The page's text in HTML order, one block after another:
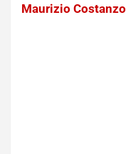
Maurizio Costanzo